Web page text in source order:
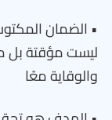
• الضمان
ليست مؤقتة بل
والوقاية معًا